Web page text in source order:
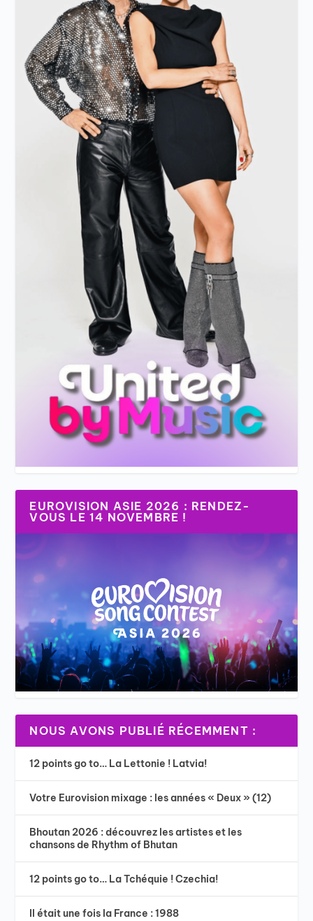
EUROVISION ASIE 2026 : RENDEZ-
VOUS LE 14 NOVEMBRE !
NOUS AVONS PUBLIÉ RÉCEMMENT :
12 points go to… La Lettonie ! Latvia!
Votre Eurovision mixage : les années « Deux » (12)
Bhoutan 2026 : découvrez les artistes et les
chansons de Rhythm of Bhutan
12 points go to… La Tchéquie ! Czechia!
Il était une fois la France : 1988